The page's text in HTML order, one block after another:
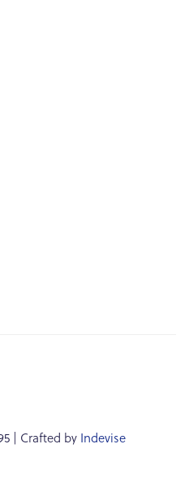
| Crafted by Indevise